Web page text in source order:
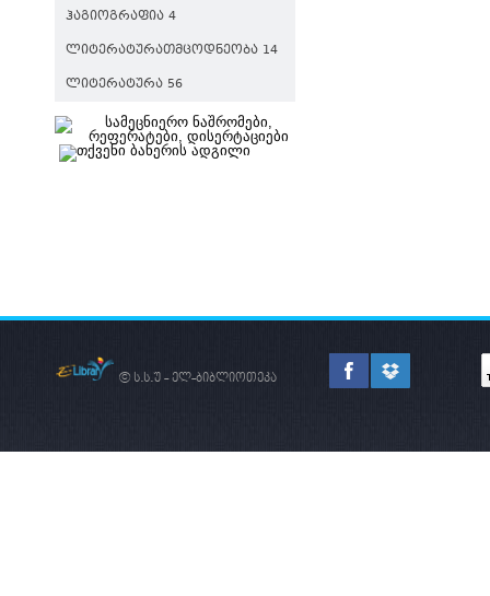
ᲰᲐᲒᲘᲝᲒᲠᲐᲤᲘᲐ 4
ᲚᲘᲢᲔᲠᲐᲢᲣᲠᲐᲗᲛᲪᲝᲓᲜᲔᲝᲑᲐ 14
ᲚᲘᲢᲔᲠᲐᲢᲣᲠᲐ 56
© ს.ს.უ - ელ-ბიბლიოთეკა